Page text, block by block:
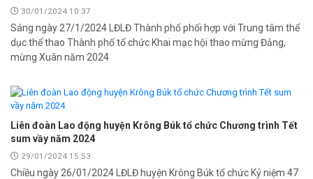
30/01/2024 10:37
Sáng ngày 27/1/2024 LĐLĐ Thành phố phối hợp với Trung tâm thể
dục thể thao Thành phố tổ chức Khai mạc hội thao mừng Đảng,
mừng Xuân năm 2024
Liên đoàn Lao động huyện Krông Búk tổ chức Chương trình Tết
sum vầy năm 2024
29/01/2024 15:53
Chiều ngày 26/01/2024 LĐLĐ huyện Krông Búk tổ chức Kỷ niệm 47